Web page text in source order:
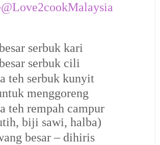
serbuk kari
serbuk cili
teh serbuk kunyit
menggoreng
teh rempah campur
biji sawi, halba)
besar – dihiris